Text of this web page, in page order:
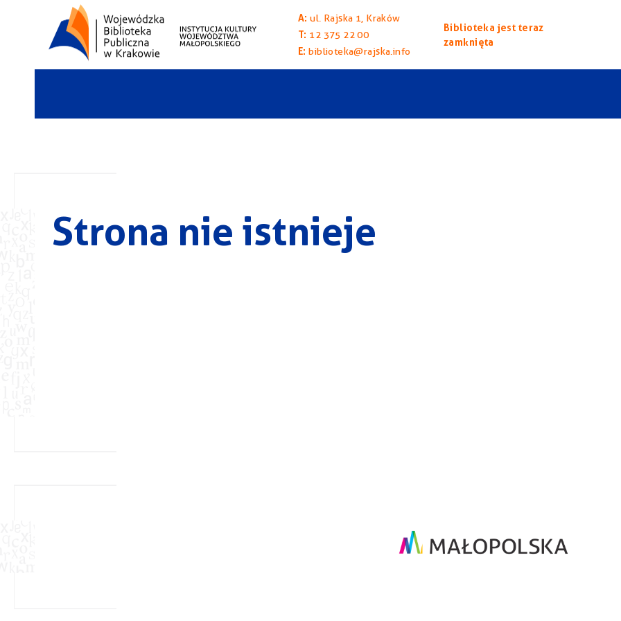
A:ul. Rajska 1, Kraków
T: 12 375 22 00
E:biblioteka@rajska.info
Biblioteka jest teraz
zamknięta
Strona nie istnieje